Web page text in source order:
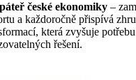
české ekonomiky –
a každoročně přispívá
která zvyšuje
řešení.